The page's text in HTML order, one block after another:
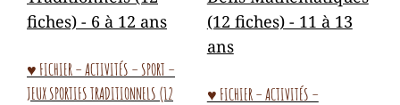
♥ FICHIER – ACTIVITÉS – SPORT –
JEUX SPORTIFS TRADITIONNELS (12
♥ FICHIER – ACTIVITÉS –